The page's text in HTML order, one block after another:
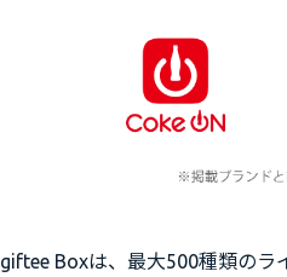
giftee Boxは、最大500種類のラ